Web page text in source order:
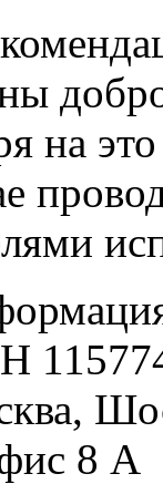
на
8 А